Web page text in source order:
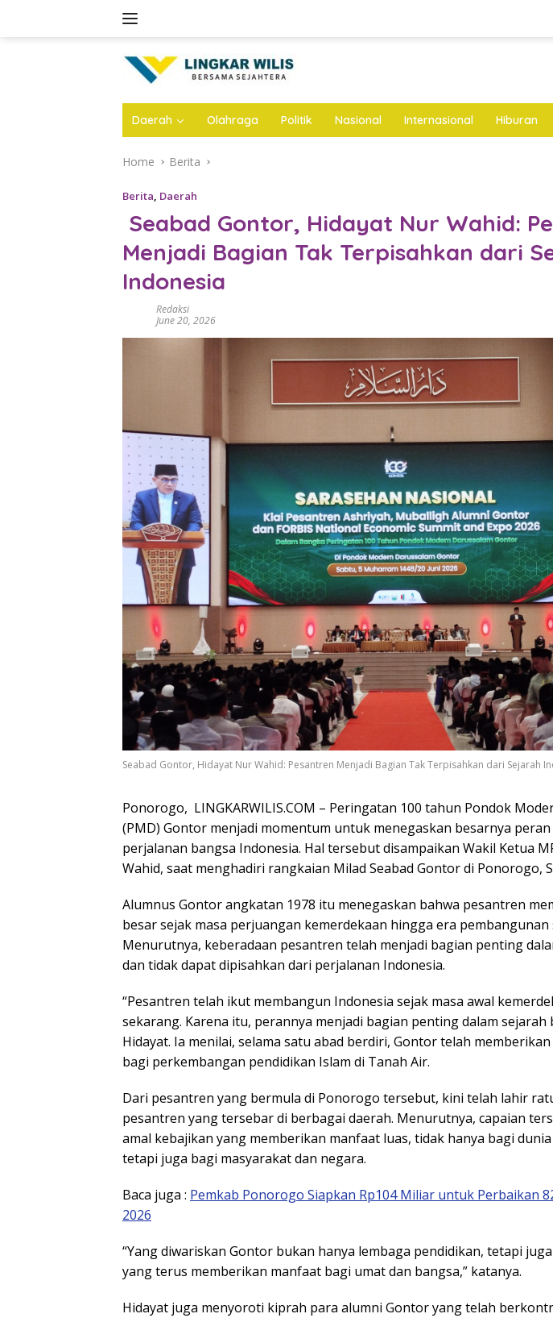
Daerah Olahraga Politik Nasional Internasional Hiburan
Home Berita
Berita, Daerah
Seabad Gontor, Hidayat Nur Wahid:
Menjadi Bagian Tak Terpisahkan dari
Indonesia
Redaksi
June 20, 2026
Seabad Gontor, Hidayat Nur Wahid: Pesantren Menjadi Bagian Tak Terpisahkan dari Sejarah
Ponorogo, LINGKARWILIS.COM – Peringatan 100 tahun Pondok
(PMD) Gontor menjadi momentum untuk menegaskan besarnya
perjalanan bangsa Indonesia. Hal tersebut disampaikan Wakil Ketua
Wahid, saat menghadiri rangkaian Milad Seabad Gontor di Ponorogo,
Alumnus Gontor angkatan 1978 itu menegaskan bahwa pesantren
besar sejak masa perjuangan kemerdekaan hingga era pembangunan
Menurutnya, keberadaan pesantren telah menjadi bagian penting
dan tidak dapat dipisahkan dari perjalanan Indonesia.
“Pesantren telah ikut membangun Indonesia sejak masa awal
sekarang. Karena itu, perannya menjadi bagian penting dalam sejarah
Hidayat. Ia menilai, selama satu abad berdiri, Gontor telah
bagi perkembangan pendidikan Islam di Tanah Air.
Dari pesantren yang bermula di Ponorogo tersebut, kini telah lahir
pesantren yang tersebar di berbagai daerah. Menurutnya, capaian
amal kebajikan yang memberikan manfaat luas, tidak hanya bagi
tetapi juga bagi masyarakat dan negara.
Baca juga : Pemkab Ponorogo Siapkan Rp104 Miliar untuk Perbaikan
2026
“Yang diwariskan Gontor bukan hanya lembaga pendidikan, tetapi
yang terus memberikan manfaat bagi umat dan bangsa,” katanya.
Hidayat juga menyoroti kiprah para alumni Gontor yang telah